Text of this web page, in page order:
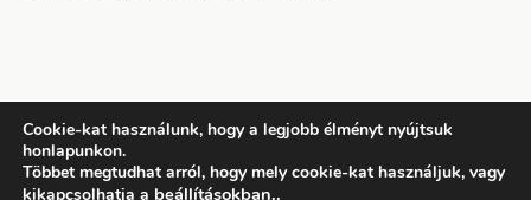
Cookie-kat használunk, hogy a legjobb élményt nyújtsuk
honlapunkon.
Többet megtudhat arról, hogy mely cookie-kat használjuk, vagy
kikapcsolhatja a beállításokban..